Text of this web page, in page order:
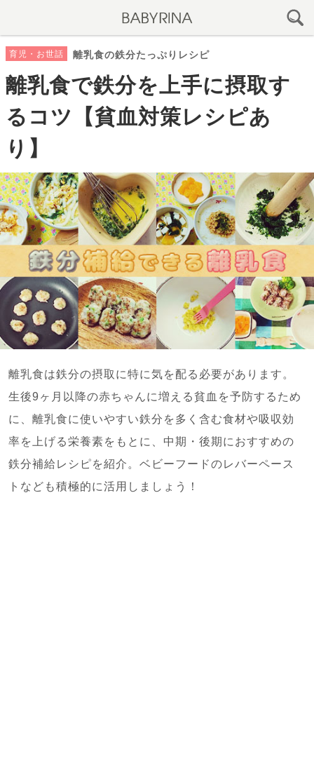
育児・お世話 離乳食の鉄分たっぷりレシピ
離乳食で鉄分を上手に摂取す
るコツ【貧血対策レシピあ
り】
離乳食は鉄分の摂取に特に気を配る必要があります。
生後9ヶ月以降の赤ちゃんに増える貧血を予防するため
に、離乳食に使いやすい鉄分を多く含む食材や吸収効
率を上げる栄養素をもとに、中期・後期におすすめの
鉄分補給レシピを紹介。ベビーフードのレバーペース
トなども積極的に活用しましょう！